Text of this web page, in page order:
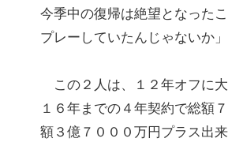
今季中の復帰は絶望となった
プレーしていたんじゃないか
この２人は、１２年オフに
１６年までの４年契約で総額
額３億７０００万円プラス出